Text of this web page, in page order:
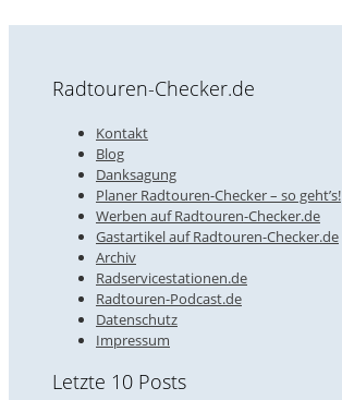
Radtouren-Checker.de
Kontakt
Blog
Danksagung
Planer Radtouren-Checker – so geht’s!
Werben auf Radtouren-Checker.de
Gastartikel auf Radtouren-Checker.de
Archiv
Radservicestationen.de
Radtouren-Podcast.de
Datenschutz
Impressum
Letzte 10 Posts